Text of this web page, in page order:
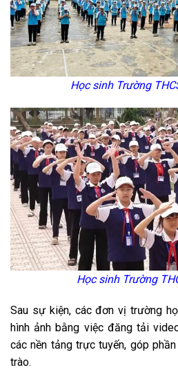
Học sinh Trường
Học sinh Trường
Sau sự kiện, các đơn vị trường
hình ảnh bằng việc đăng tải
các nền tảng trực tuyến, góp
trào.